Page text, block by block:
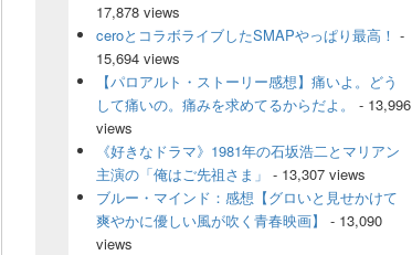
17,878 views
ceroとコラボライブしたSMAPやっぱり最高！ -
15,694 views
【パロアルト・ストーリー感想】痛いよ。どう
して痛いの。痛みを求めてるからだよ。
- 13,996
views
《好きなドラマ》1981年の石坂浩二とマリアン
主演の「俺はご先祖さま」 - 13,307 views
ブルー・マインド：感想【グロいと見せかけて
爽やかに優しい風が吹く青春映画】
- 13,090
views